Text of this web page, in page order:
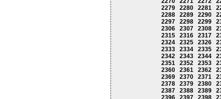
2279
2280 2281
2288
2289 2290
2297
2298 2299
2306
2307 2308
2315
2316 2317
2324
2325 2326
2333
2334 2335
2342
2343 2344
2351
2352 2353
2360
2361 2362
2369
2370 2371
2378
2379 2380
2387
2388 2389